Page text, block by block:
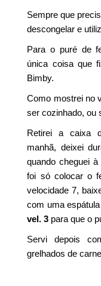
Sempre que
descongelar e
Para o puré de
única coisa que
Bimby.
Como mostrei no
ser cozinhado, ou
Retirei a caixa
manhã, deixei
quando cheguei
foi só colocar o
velocidade 7,
com uma
vel. 3 para que o
Servi depois
grelhados de